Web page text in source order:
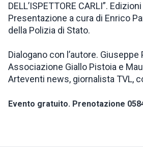
DELL’ISPETTORE CARLI”.
Presentazione a cura di Enrico
della Polizia di Stato.
Dialogano con l’autore.
Associazione Giallo Pistoia e
Arteventi news, giornalista TVL,
Evento gratuito. Prenotazione